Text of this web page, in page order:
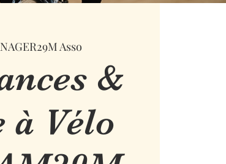
Asso
&
à Vélo